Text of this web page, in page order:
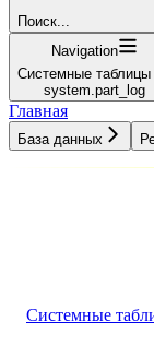
Поиск...
Navigation
Системные таблицы
system.part_log
Главная
База данных
Системные